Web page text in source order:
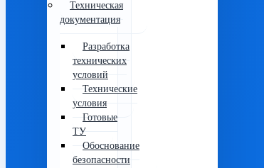
Техническая
документация
Разработка
технических
условий
Технические
условия
Готовые
ТУ
Обоснование
безопасности